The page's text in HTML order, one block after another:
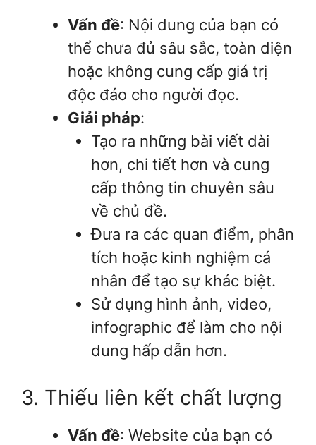
Vấn đề: Nội dung của bạn có
thể chưa đủ sâu sắc, toàn diện
hoặc không cung cấp giá trị
độc đáo cho người đọc.
Giải pháp:
Tạo ra những bài viết dài
hơn, chi tiết hơn và cung
cấp thông tin chuyên sâu
về chủ đề.
Đưa ra các quan điểm, phân
tích hoặc kinh nghiệm cá
nhân để tạo sự khác biệt.
Sử dụng hình ảnh, video,
infographic để làm cho nội
dung hấp dẫn hơn.
3. Thiếu liên kết chất lượng
Vấn đề: Website của bạn có